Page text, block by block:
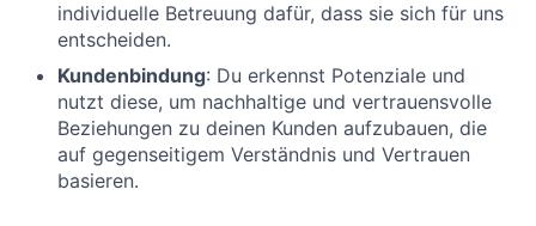
individuelle Betreuung dafür, dass sie sich für uns
entscheiden.
Kundenbindung: Du erkennst Potenziale und
nutzt diese, um nachhaltige und vertrauensvolle
Beziehungen zu deinen Kunden aufzubauen, die
auf gegenseitigem Verständnis und Vertrauen
basieren.